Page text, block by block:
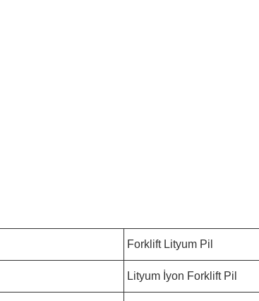
Forklift Lityum Pil
Lityum İyon Forklift Pil